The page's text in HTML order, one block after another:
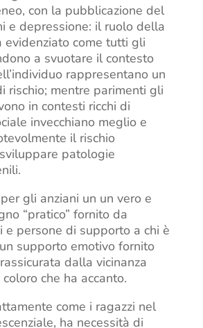
con la pubblicazione del
e depressione: il ruolo della
evidenziato come tutti gli
a svuotare il contesto
rappresentano un
rischio; mentre parimenti gli
in contesti ricchi di
invecchiano meglio e
il rischio
patologie
gli anziani un un vero e
“pratico” fornito da
e persone di supporto a chi è
supporto emotivo fornito
dalla vicinanza
che ha accanto.
come i ragazzi nel
ha necessità di